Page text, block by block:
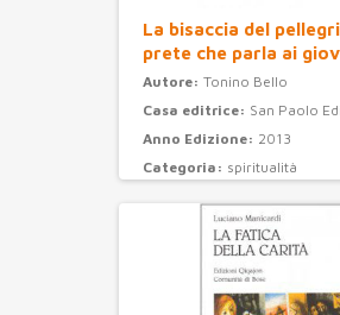
La bisaccia del
prete che parla ai
Autore: Tonino Bello
Casa editrice: San Paolo
Anno Edizione: 2013
Categoria: spiritualità